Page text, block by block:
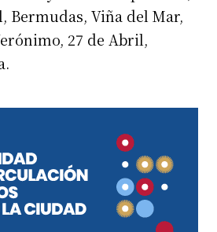
Bermudas, Viña del Mar,
27 de Abril,